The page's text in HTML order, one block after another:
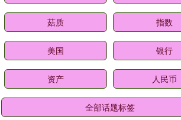
菇质 指数
美国 银行
资产 人民币
全部话题标签